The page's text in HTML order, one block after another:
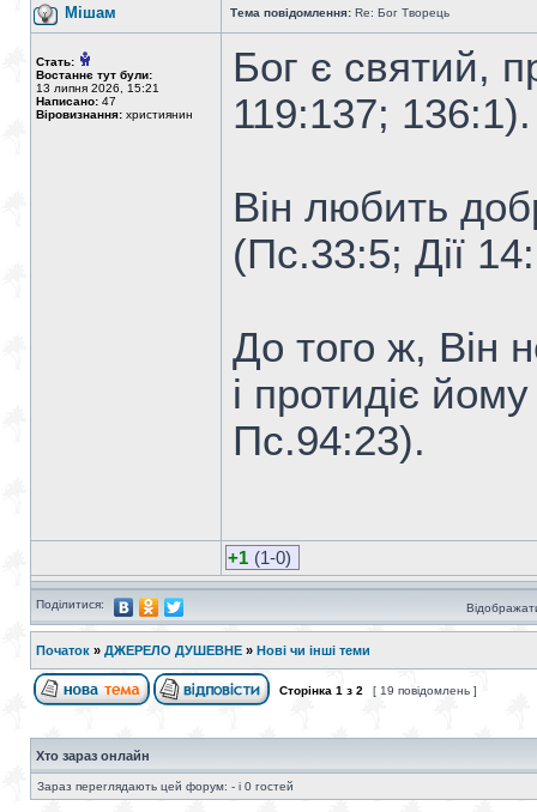
Мішам Тема повідомлення: Re: Бог Творець
Стать:
Востаннє тут були:
13 липня 2026, 15:21
Написано: 47
Віровизнання: християнин
Бог є святий,
119:137; 136:1).
Він любить
(Пс.33:5; Дії
До того ж, Він
і протидіє
Пс.94:23).
+1 (1-0)
Поділитися:
Початок » ДЖЕРЕЛО ДУШЕВНЕ » Нові чи інші теми
Сторінка 1 з 2 [ 19 повідомлень ]
Хто зараз онлайн
Зараз переглядають цей форум: - і 0 гостей